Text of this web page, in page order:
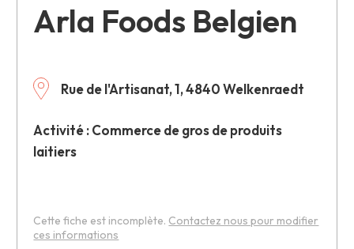
Arla Foods Belgien
Rue de l'Artisanat, 1, 4840 Welkenraedt
Activité : Commerce de gros de produits
laitiers
Cette fiche est incomplète. Contactez nous pour modifier
ces informations